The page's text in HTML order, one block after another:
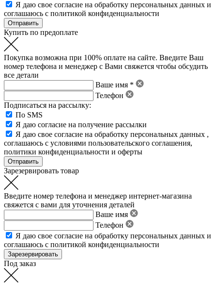
Я даю свое согласие на обработку персональных данных и
соглашаюсь с политикой конфиденциальности
Купить по предоплате
Покупка возможна при 100% оплате на сайте. Введите Ваш
номер телефона и менеджер с Вами свяжется чтобы обсудить
все детали
Ваше имя *
Телефон
Подписаться на рассылку:
По SMS
Я даю согласие на получение рассылки
Я даю свое согласие на обработку персональных данных ,
соглашаюсь с условиями пользовательского соглашения,
политики конфиденциальности и оферты
Зарезервировать товар
Введите номер телефона и менеджер интернет-магазина
свяжется с вами для уточнения деталей
Ваше имя
Телефон
Я даю свое согласие на обработку персональных данных и
соглашаюсь с политикой конфиденциальности
Под заказ